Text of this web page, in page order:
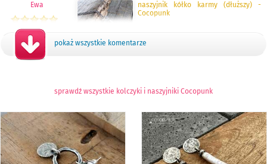
Ewa
10 maja 2026
naszyjnik kółko karmy (dłuższy) -
Cocopunk
Cocopunk
Naszyjnik podoba się.
Ania
długie kolczyki kółka i żmijki -
Cocopunk
pokaż wszystkie komentarze
sprawdź wszystkie kolczyki i naszyjniki Cocopunk